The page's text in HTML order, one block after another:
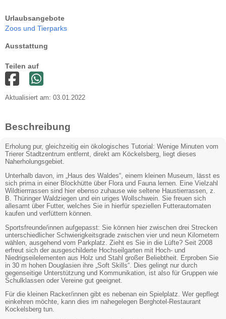
Urlaubsangebote
Zoos und Tierparks
Ausstattung
Teilen auf
Aktualisiert am: 03.01.2022
Beschreibung
Erholung pur, gleichzeitig ein ökologisches Tutorial: Wenige Minuten vom
Trierer Stadtzentrum entfernt, direkt am Köckelsberg, liegt dieses
Naherholungsgebiet.
Unterhalb davon, im „Haus des Waldes“, einem kleinen Museum, lässt es
sich prima in einer Blockhütte über Flora und Fauna lernen. Eine Vielzahl
Wildtierrrassen sind hier ebenso zuhause wie seltene Haustierrassen, z.
B. Thüringer Waldziegen und ein uriges Wollschwein. Sie freuen sich
allesamt über Futter, welches Sie in hierfür speziellen Futterautomaten
kaufen und verfüttern können.
Sportsfreunde/innen aufgepasst: Sie können hier zwischen drei Strecken
unterschiedlicher Schwierigkeitsgrade zwischen vier und neun Kilometern
wählen, ausgehend vom Parkplatz. Zieht es Sie in die Lüfte? Seit 2008
erfreut sich der ausgeschilderte Hochseilgarten mit Hoch- und
Niedrigseilelementen aus Holz und Stahl großer Beliebtheit. Erproben Sie
in 30 m hohen Douglasien ihre „Soft Skills“. Dies gelingt nur durch
gegenseitige Unterstützung und Kommunikation, ist also für Gruppen wie
Schulklassen oder Vereine gut geeignet.
Für die kleinen Racker/innen gibt es nebenan ein Spielplatz. Wer gepflegt
einkehren möchte, kann dies im nahegelegen Berghotel-Restaurant
Kockelsberg tun.